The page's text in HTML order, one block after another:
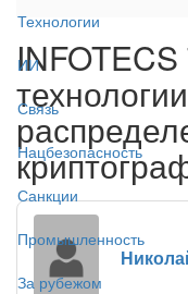
Технологии
ИИ
Связь
Нацбезопасность
Санкции
Промышленность
За рубежом